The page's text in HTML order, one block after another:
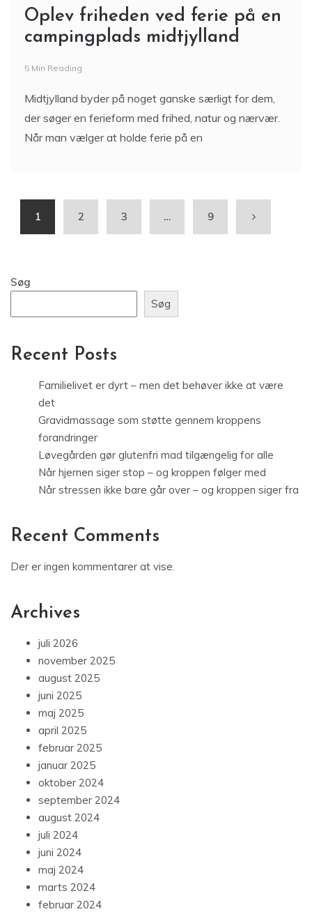
Oplev friheden ved ferie på en
campingplads midtjylland
5 Min Reading
Midtjylland byder på noget ganske særligt for dem,
der søger en ferieform med frihed, natur og nærvær.
Når man vælger at holde ferie på en
1 2 3 … 9
Søg
Søg
Recent Posts
Familielivet er dyrt – men det behøver ikke at være
det
Gravidmassage som støtte gennem kroppens
forandringer
Løvegården gør glutenfri mad tilgængelig for alle
Når hjernen siger stop – og kroppen følger med
Når stressen ikke bare går over – og kroppen siger fra
Recent Comments
Der er ingen kommentarer at vise.
Archives
juli 2026
november 2025
august 2025
juni 2025
maj 2025
april 2025
februar 2025
januar 2025
oktober 2024
september 2024
august 2024
juli 2024
juni 2024
maj 2024
marts 2024
februar 2024